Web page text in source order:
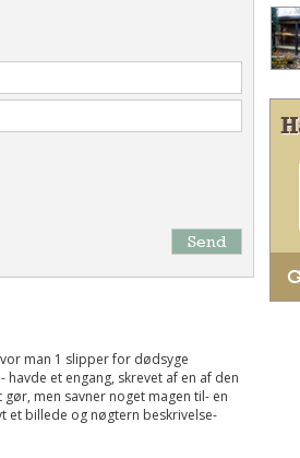
Send
man 1 slipper for dødsyge
et engang, skrevet af en af den
men savner noget magen til- en
et billede og nøgtern beskrivelse-